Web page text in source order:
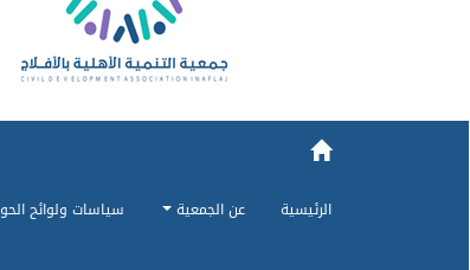
الرئيسية عن الجمعية سياسات ولوائح